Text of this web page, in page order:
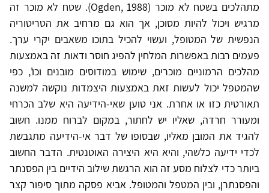
מתהלכים בשטח לא מוכר (Ogden, 1988). שטח לא מוכר זה
מרגיש ויכול להיות מסוכן, אך הוא גם מרחיב את הטריטוריה
הנפשית של המטופל, ועשוי להכיל בתוכו משאבים יקרי ערך.
פעמים רבות באפשרות המלחין להפיג חוסר ודאות זה באמצעות
מהלכים הרמוניים מוכרים, שימוש במודוסים מובנים וכו', כפי
שהמטפל יכול לעשות זאת באמצעות היצמדות נוקשה למשנה
תאורטית כזו או אחרת. אני טוען שאי-הידיעה היא שלב הכרחי
ומעורר חרדה, שאליו יש לחתור, במקום לברוח ממנו. חשוב
להגיד את המובן מאליו, שבסופו של דבר אי-הידיעה מתגבשת
לכדי ידיעה כלשהי, והיא היא היצירה האוטנטית. הדבר החשוב
ביותר כדי לצלוח מסע זה הוא הרגשת שילוב הידיים בין הפסנתר
והפסנתרן, ובין המטפל והמטופל. אביא פסקה מתוך סיפור קצר